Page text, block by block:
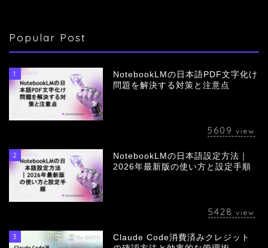
Popular Post
1
NotebookLMの日本語PDF文字化け
問題を解決する対策と注意点
5609 view
2
NotebookLMの日本語設定方法｜
2026年最新版の使い方と設定手順
5428 view
3
Claude Code消費済みクレジット
会社概要
採用情報